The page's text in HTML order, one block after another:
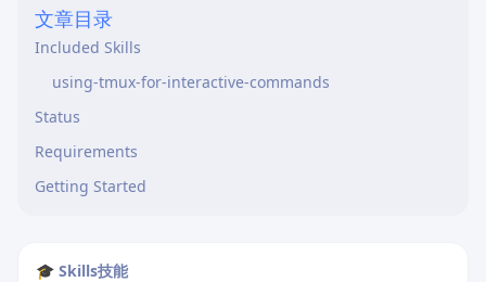
文章目录
Included Skills
using-tmux-for-interactive-commands
Status
Requirements
Getting Started
🎓 Skills技能